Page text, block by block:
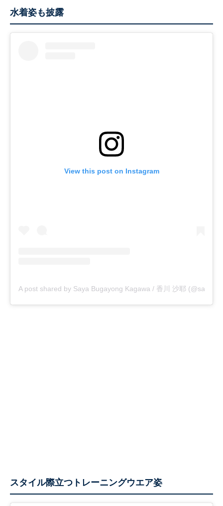
水着姿も披露
View this post on Instagram
A post shared by Saya Bugayong Kagawa / 香川 沙耶
スタイル際立つトレーニングウエア姿